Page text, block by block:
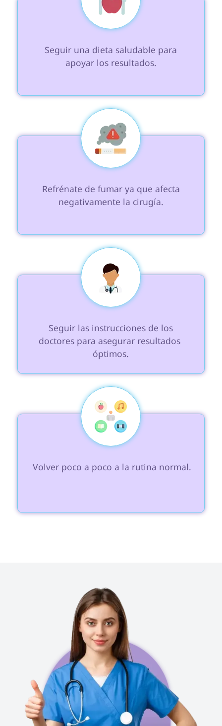
apoyar los resultados.
negativamente la cirugía.
doctores para asegurar resultados
óptimos.
Volver poco a poco a la rutina normal.